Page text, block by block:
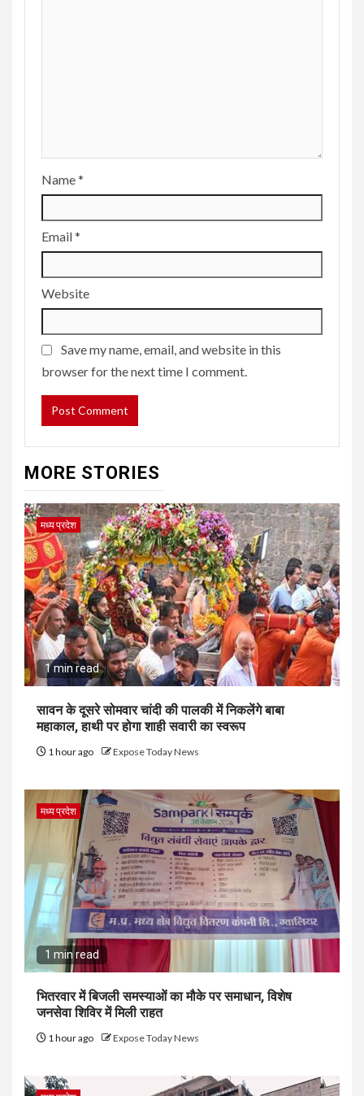
Name*
Email*
Website
Save my name, email, and website in this
browser for the next time I comment.
MORE STORIES
मध्य प्रदेश
1 min read
सावन के दूसरे सोमवार चांदी की पालकी में निकलेंगे बाबा
महाकाल, हाथी पर होगा शाही सवारी का स्वरूप
1 hour ago Expose Today News
मध्य प्रदेश
1 min read
भितरवार में बिजली समस्याओं का मौके पर समाधान, विशेष
जनसेवा शिविर में मिली राहत
1 hour ago Expose Today News